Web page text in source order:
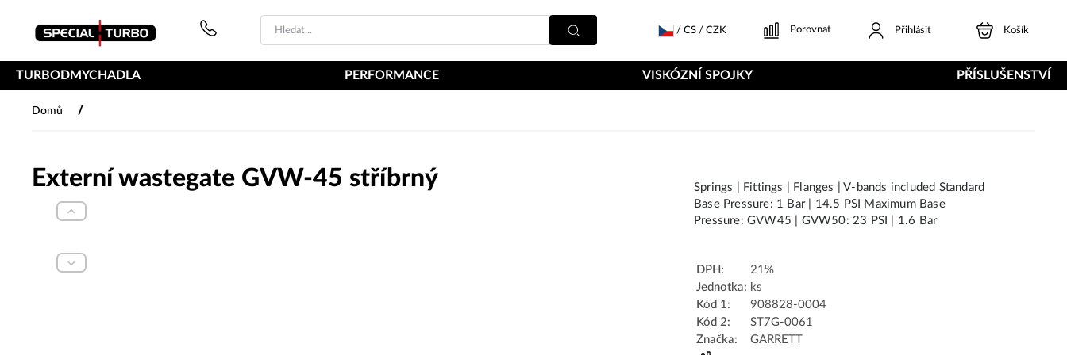
/ CS / CZK Porovnat Přihlásit Košík
TURBODMYCHADLA PERFORMANCE VISKÓZNÍ SPOJKY PŘÍSLUŠENSTVÍ
Domů /
Externí wastegate GVW-45 stříbrný
Springs | Fittings | Flanges | V-bands included Standard
Base Pressure: 1 Bar | 14.5 PSI Maximum Base
Pressure: GVW45 | GVW50: 23 PSI | 1.6 Bar
DPH:
21%
Jednotka: ks
Kód 1:
908828-0004
Kód 2:
ST7G-0061
Značka:
GARRETT